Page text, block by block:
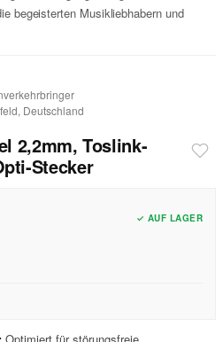
begeisterten Musikliebhabern und
Deutschland
2,2mm, Toslink-
Stecker
✓ AUF LAGER